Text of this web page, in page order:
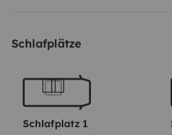
Schlafplätze
Schlafplatz 1